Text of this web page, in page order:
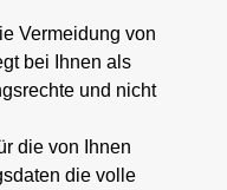
Vermeidung von
bei Ihnen als
und nicht
die von Ihnen
die volle